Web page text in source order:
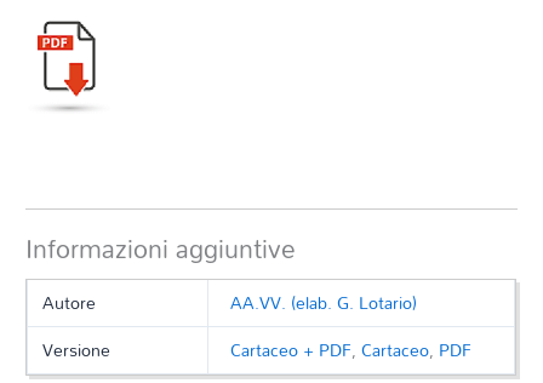
Informazioni aggiuntive
Autore
AA.VV. (elab. G. Lotario)
Versione
Cartaceo + PDF,Cartaceo, PDF